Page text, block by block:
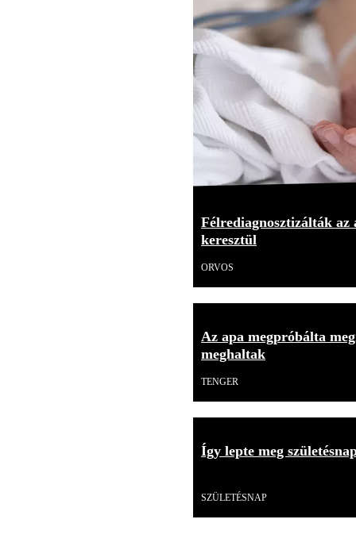
Félrediagnosztizálták
keresztül
ORVOS
Az apa megpróbálta
meghaltak
TENGER
Így lepte meg
SZÜLETÉSNAP